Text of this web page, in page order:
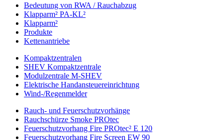
Bedeutung von RWA / Rauchabzug
Klapparm² PA-KL²
Klapparm²
Produkte
Kettenantriebe
Kompaktzentralen
SHEV Kompaktzentrale
Modulzentrale M-SHEV
Elektrische Handansteuereinrichtung
Wind-/Regenmelder
Rauch- und Feuerschutzvorhänge
Rauchschürze Smoke PROtec
Feuerschutzvorhang Fire PROtec² E 120
Feuerschutzvorhang Fire Screen EW 90